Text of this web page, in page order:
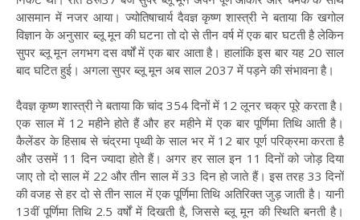
आसमान में नजर आया। ज्योतिषाचार्य दैवज्ञ कृष्ण शास्त्री ने बताया कि खगोल
विज्ञान के अनुसार ब्लू मून की घटना तो दो से तीन वर्ष में एक बार घटती है लेकिन
सुपर ब्लू मून लगभग दस वर्षों में एक बार आता है। हालांकि इस बार यह 20 साल
बाद घटित हुई। अगला सुपर ब्लू मून अब साल 2037 में पड़ने की संभावना है।
दैवज्ञ कृष्ण शास्त्री ने बताया कि चांद 354 दिनों में 12 लूनर चक्र पूरे करता है।
एक साल में 12 महीने होते हैं और हर महीने में एक बार पूर्णिमा तिथि आती है।
कैलेंडर के हिसाब से चंद्रमा पृथ्वी के साल भर में 12 बार पूर्ण परिक्रमा करता है
और उसमें 11 दिन ज्यादा होते हैं। अगर हर साल इन 11 दिनों को जोड़ दिया
जाए तो दो साल में 22 और तीन साल में 33 दिन हो जाते हैं। इस तरह 33 दिनों
की वजह से हर दो से तीन साल में एक पूर्णिमा तिथि अतिरिक्त जुड़ जाती है। यानी
13वीं पूर्णिमा तिथि 2.5 वर्षों में दिखती है, जिससे ब्लू मून की स्थिति बनती है।